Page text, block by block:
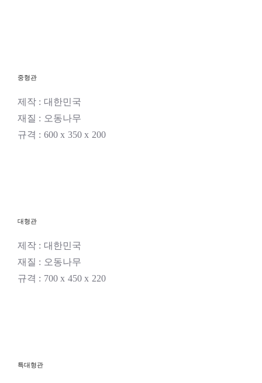
중형관
제작 : 대한민국
재질 : 오동나무
규격 : 600 x 350 x 200
대형관
제작 : 대한민국
재질 : 오동나무
규격 : 700 x 450 x 220
특대형관